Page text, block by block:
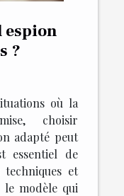
?
où la
choisir
adapté peut
essentiel de
et
modèle qui